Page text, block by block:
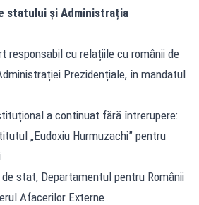
statului și Administrația
responsabil cu relațiile cu românii de
Prezidențiale, în mandatul
a continuat fără întrerupere:
„Eudoxiu Hurmuzachi” pentru
de stat, Departamentul pentru Românii
Afacerilor Externe